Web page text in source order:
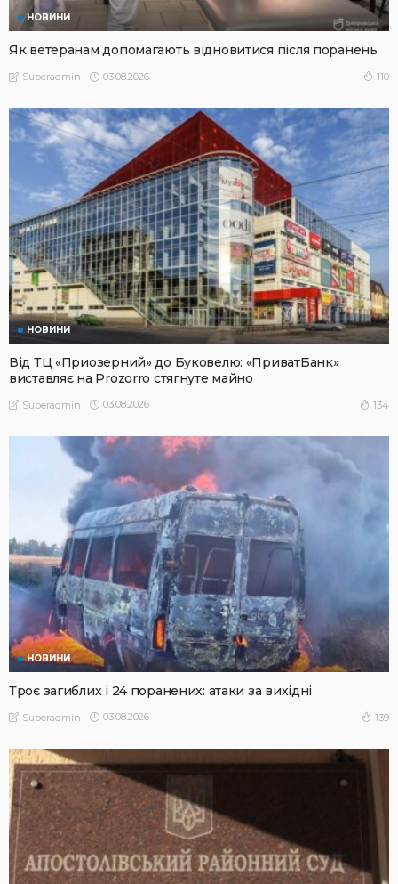
НОВИНИ
Як ветеранам допомагають відновитися після поранень
Superadmin 03.08.2026 110
НОВИНИ
Від ТЦ «Приозерний» до Буковелю: «ПриватБанк»
виставляє на Prozorro стягнуте майно
Superadmin 03.08.2026 134
НОВИНИ
Троє загиблих і 24 поранених: атаки за вихідні
Superadmin 03.08.2026 139